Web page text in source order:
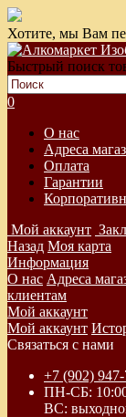
Хотите, мы Вам
Быстрый поиск
0
О нас
Адреса
Оплата
Гарантии
Мой аккаунт
Назад Моя карта
Информация
О нас Адреса
клиентам
Мой аккаунт
Мой аккаунт
Связаться с нами
+7 (902)
ПН-СБ:
ВС: